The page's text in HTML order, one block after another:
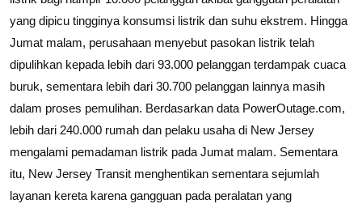
yang dipicu tingginya konsumsi listrik dan suhu ekstrem. Hingga
Jumat malam, perusahaan menyebut pasokan listrik telah
dipulihkan kepada lebih dari 93.000 pelanggan terdampak cuaca
buruk, sementara lebih dari 30.700 pelanggan lainnya masih
dalam proses pemulihan. Berdasarkan data PowerOutage.com,
lebih dari 240.000 rumah dan pelaku usaha di New Jersey
mengalami pemadaman listrik pada Jumat malam. Sementara
itu, New Jersey Transit menghentikan sementara sejumlah
layanan kereta karena gangguan pada peralatan yang